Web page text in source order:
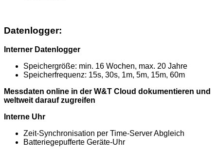
Datenlogger:
Interner Datenlogger
Speichergröße: min. 16 Wochen, max. 20 Jahre
Speicherfrequenz: 15s, 30s, 1m, 5m, 15m, 60m
Messdaten online in der W&T Cloud dokumentieren und
weltweit darauf zugreifen
Interne Uhr
Zeit-Synchronisation per Time-Server Abgleich
Batteriegepufferte Geräte-Uhr